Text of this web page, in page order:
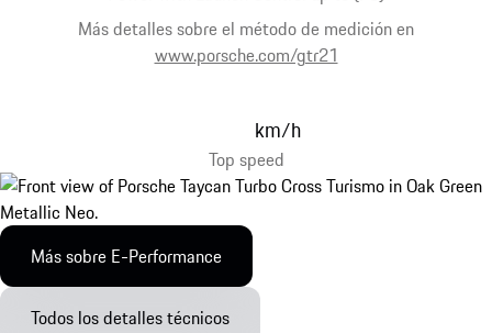
Más detalles sobre el método de medición en
www.porsche.com/gtr21
Top speed
km/h
Más sobre E-Performance
Todos los detalles técnicos